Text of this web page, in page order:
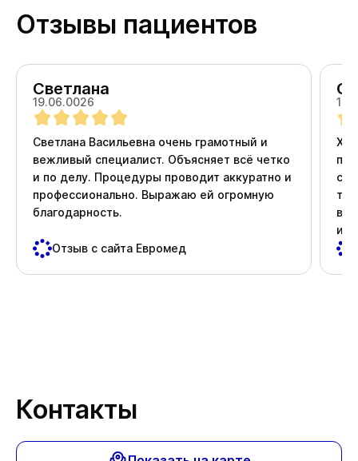
Отзывы пациентов
Светлана
19.06.0026
Светлана Васильевна очень грамотный и
вежливый специалист. Объясняет всё четко
и по делу. Процедуры проводит аккуратно и
профессионально. Выражаю ей огромную
благодарность.
Отзыв с сайта Евромед
и
Контакты